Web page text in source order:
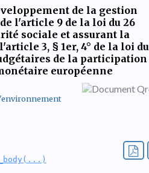
de la gestion
l'article 9 de la loi du 26
sociale et assurant la
3, § 1er, 4° de la loi du
de la participation
européenne